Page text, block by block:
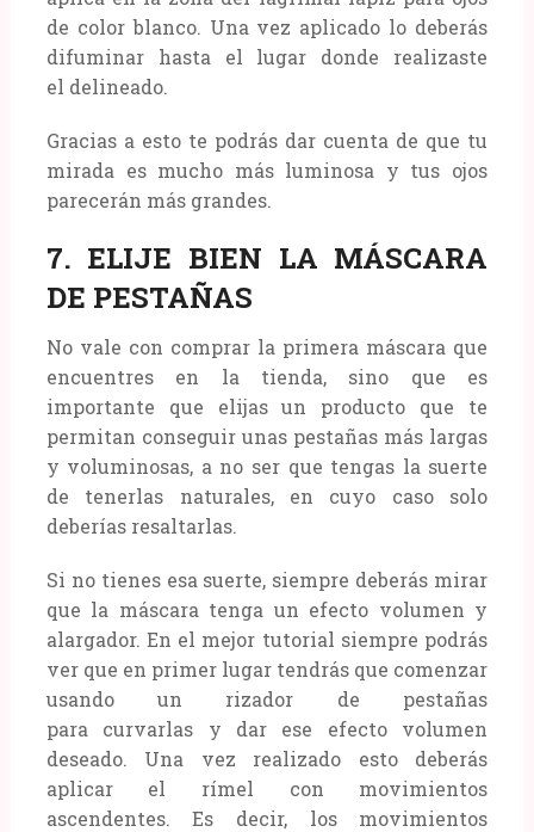
de color blanco. Una vez aplicado lo deberás
difuminar hasta el lugar donde realizaste
el delineado.
Gracias a esto te podrás dar cuenta de que tu
mirada es mucho más luminosa y tus ojos
parecerán más grandes.
7. ELIJE BIEN LA MÁSCARA
DE PESTAÑAS
No vale con comprar la primera máscara que
encuentres en la tienda, sino que es
importante que elijas un producto que te
permitan conseguir unas pestañas más largas
y voluminosas, a no ser que tengas la suerte
de tenerlas naturales, en cuyo caso solo
deberías resaltarlas.
Si no tienes esa suerte, siempre deberás mirar
que la máscara tenga un efecto volumen y
alargador. En el mejor tutorial siempre podrás
ver que en primer lugar tendrás que comenzar
usando un rizador de pestañas
para curvarlas y dar ese efecto volumen
deseado. Una vez realizado esto deberás
aplicar el rímel con movimientos
ascendentes. Es decir, los movimientos